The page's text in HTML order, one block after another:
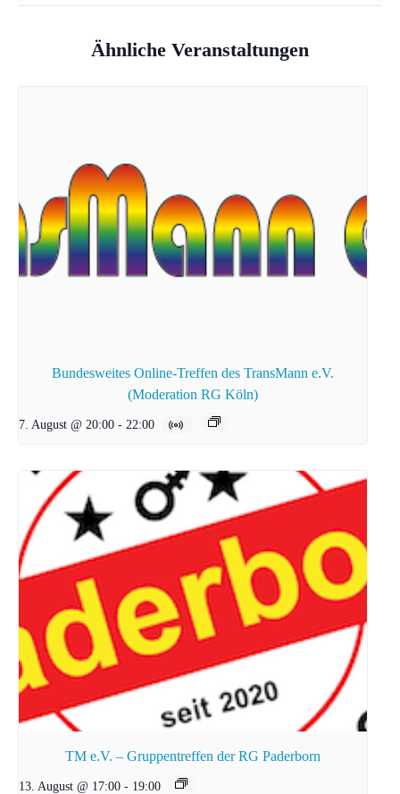
Ähnliche Veranstaltungen
Bundesweites Online-Treffen des TransMann e.V.
(Moderation RG Köln)
7. August @ 20:00 - 22:00
TM e.V. – Gruppentreffen der RG Paderborn
13. August @ 17:00 - 19:00